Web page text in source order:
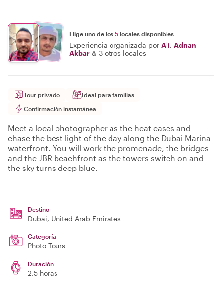
Elige uno de los 5 locales disponibles
Experiencia organizada por Ali, Adnan
Akbar & 3 otros locales
Tour privado
Ideal para familias
Confirmación instantánea
Meet a local photographer as the heat eases and
chase the best light of the day along the Dubai Marina
waterfront. You will work the promenade, the bridges
and the JBR beachfront as the towers switch on and
the sky turns deep blue.
Destino
Dubai, United Arab Emirates
Categoría
Photo Tours
Duración
2.5 horas